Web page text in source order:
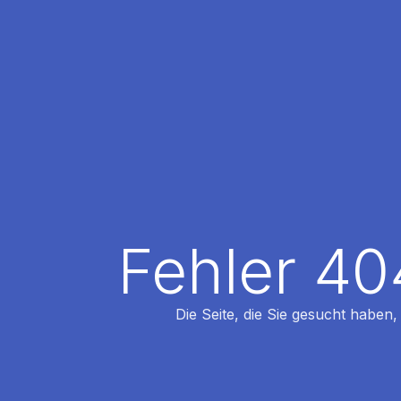
Fehler
Die Seite, die Sie gesucht